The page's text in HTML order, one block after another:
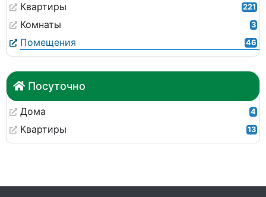
Квартиры 221
Комнаты 3
Помещения 46
Посуточно
Дома 4
Квартиры 13